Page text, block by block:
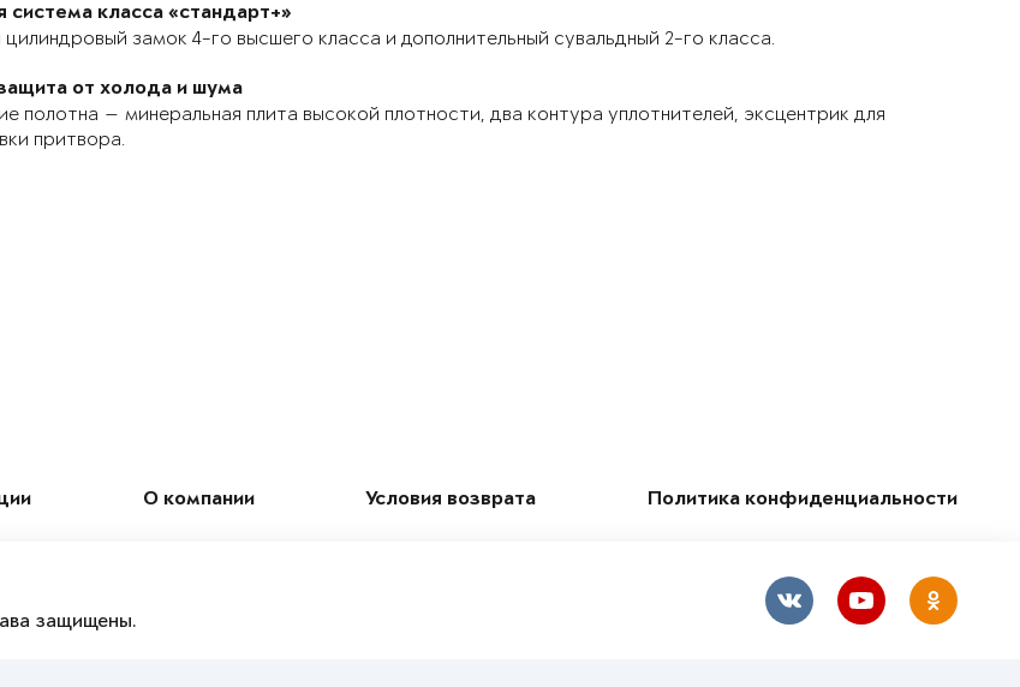
система класса «стандарт+»
замок 4-го высшего класса и дополнительный сувальдный 2-го класса.
от холода и шума
полотна — минеральная плита высокой плотности, два контура уплотнителей, эксцентрик для
притвора.
О компании Условия возврата Политика конфиденциальности
защищены.